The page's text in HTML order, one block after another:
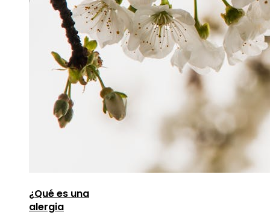
¿Qué es una
alergia